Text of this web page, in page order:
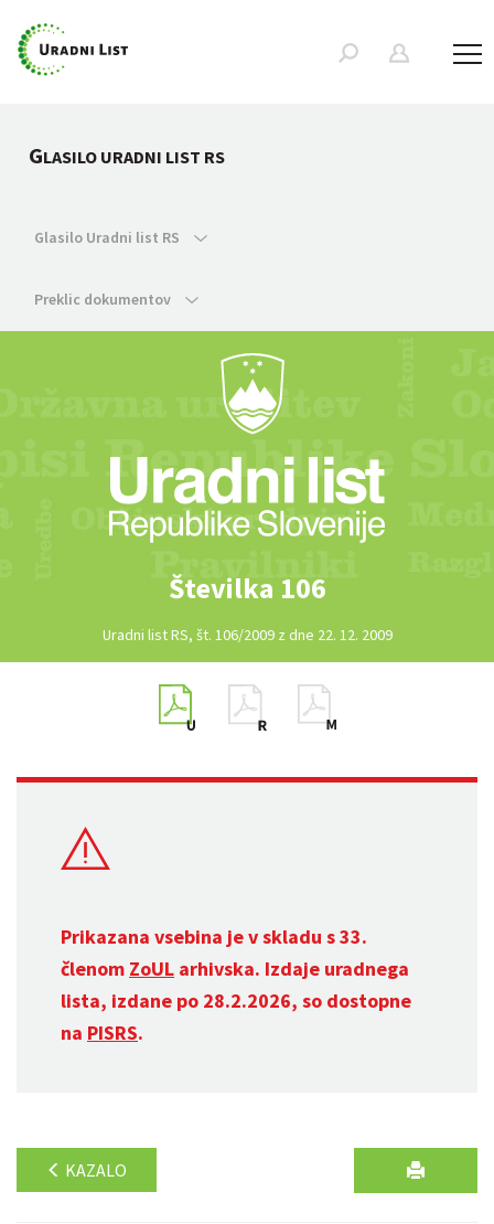
GLASILO URADNI LIST RS
Glasilo Uradni list RS
Preklic dokumentov
Številka 106
Uradni list RS, št. 106/2009 z dne 22. 12. 2009
Prikazana vsebina je v skladu s 33.
členom ZoUL arhivska. Izdaje uradnega
lista, izdane po 28.2.2026, so dostopne
na PISRS.
KAZALO